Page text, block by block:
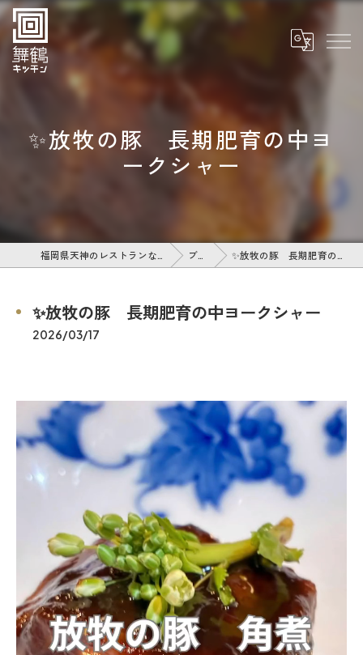
✨放牧の豚 長期肥育の中ヨ
ークシャー
福岡県天神のレストランなら舞鶴キッチン ブログ ✨放牧の豚 長期肥育の中ヨークシャー
✨放牧の豚 長期肥育の中ヨークシャー
2026/03/17